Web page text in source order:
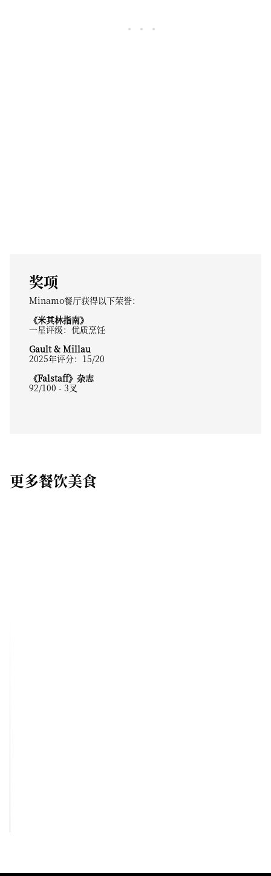
奖项
Minamo餐厅获得以下荣誉：
《米其林指南》
一星评级：优质烹饪
Gault & Millau
2025年评分：15/20
《Falstaff》杂志
92/100 - 3叉
更多餐饮美食